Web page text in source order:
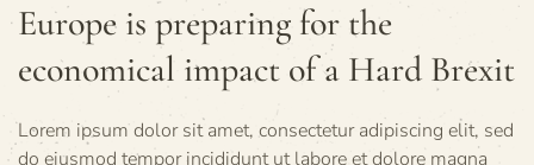
Europe is preparing for the
economical impact of a Hard Brexit
Lorem ipsum dolor sit amet, consectetur adipiscing elit, sed
do eiusmod tempor incididunt ut labore et dolore magna